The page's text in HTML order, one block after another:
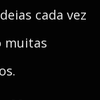
cada vez
muitas